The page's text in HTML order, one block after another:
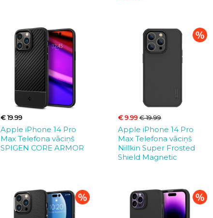
€ 19.99
Apple iPhone 14 Pro
Max Telefona vāciņš
SPIGEN CORE ARMOR
€ 9.99€ 19.99
Apple iPhone 14 Pro
Max Telefona vāciņš
Nillkin Super Frosted
Shield Magnetic